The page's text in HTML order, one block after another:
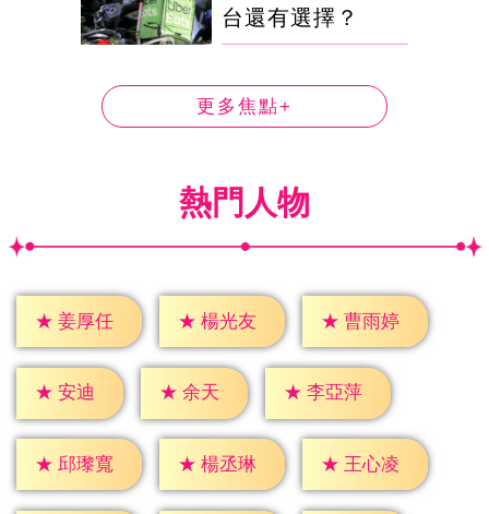
台還有選擇？
更多焦點+
熱門人物
★ 姜厚任 ★ 楊光友 ★ 曹雨婷
★ 安迪 ★ 余天 ★ 李亞萍
★ 邱瓈寬 ★ 楊丞琳 ★ 王心凌